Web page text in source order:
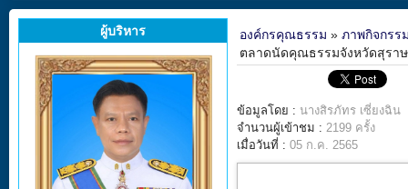
ผู้บริหาร องค์กรคุณธรรม » ภาพกิจกรร
ตลาดนัดคุณธรรมจังหวัดสุรา
ข้อมูลโดย : นางสิรภัทร เซี่ยงฉิน
จำนวนผู้เข้าชม : 2199 ครั้ง
เมื่อวันที่ : 05 ก.ค. 2565